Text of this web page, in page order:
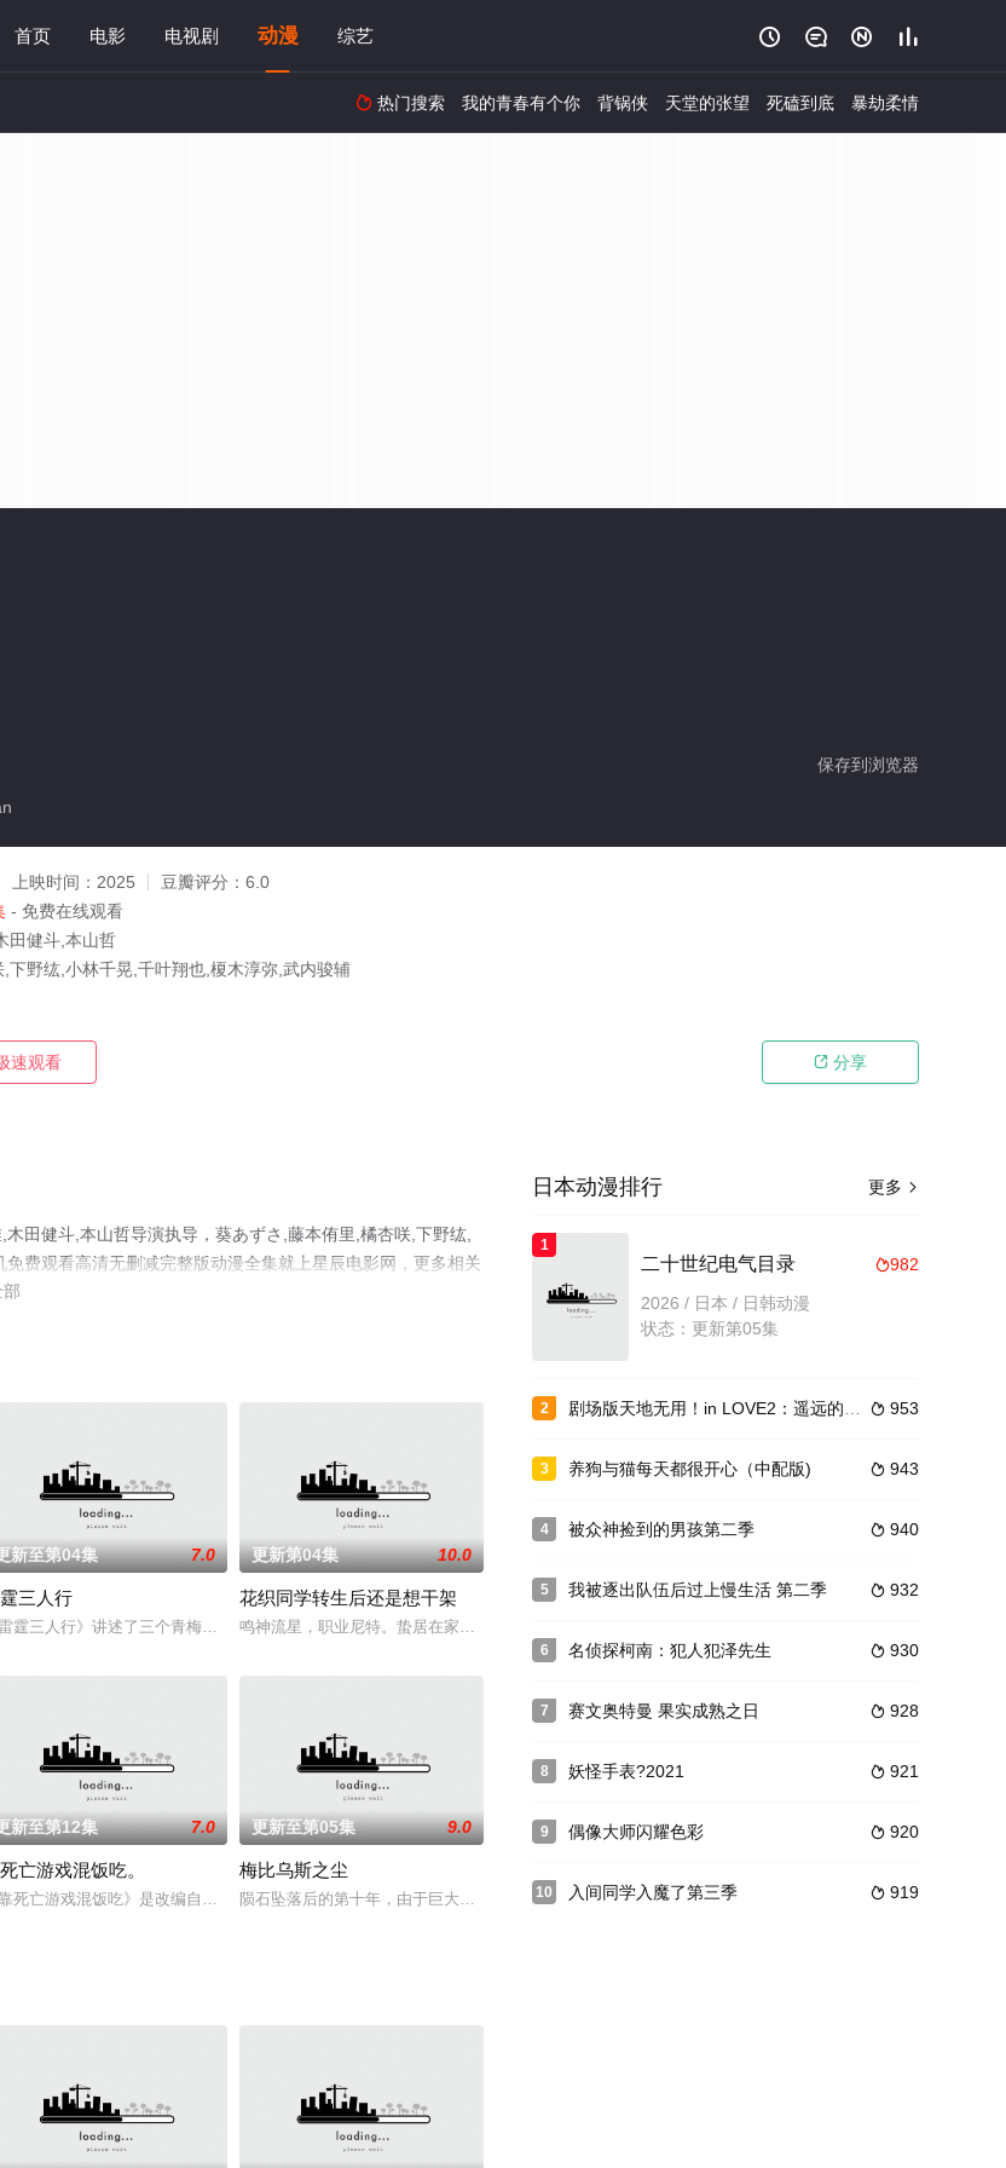
首页 电影 电视剧 动漫 综艺    
 热门搜索 我的青春有个你 背锅侠 天堂的张望 死磕到底 暴劫柔情
保存到浏览器
上映时间： 2025 豆瓣评分： 6.0
- 免费在线观看
田健斗,本山哲
下野纮,小林千晃,千叶翔也,榎木淳弥,武内骏辅
速观看  分享
田健斗,本山哲导演执导，葵あずさ,藤本侑里,橘杏咲,下野纮,
费观看高清无删减完整版动漫全集就上星辰电影网，更多相关
部
子,菊池志穗,梅津秀行,宇垣秀成,永野广一,中村大树,三宅健太,
贺光希,立木文彦,相田早矢香,八奈见乘儿,平松晶子,菊池志穗,富田耕生,柴田秀胜,柚木凉香,饭塚昭三
新至第04集 7.0
三人行
雷霆三人行》讲述了三个青梅竹马的挚友拼命寻找失踪少女的故事。本剧集围绕着平凡的中学生平太郎和两个好友燕和广志展开，三人被称为“小
更新第04集 10.0
花织同学转生后还是想干架
鸣神流星，职业尼特。蛰居在家沉迷游戏度日，实际上却在某个不为人知的世界曾担任魔王！而此刻找上门来
全新动画新作将继承经典、结合潮流、呈现崭新的花仙子世界
新至第12集 7.0
亡游戏混饭吃。
靠死亡游戏混饭吃》是改编自鹈饲有志创作的同名轻小说的电视动画，由Studio DEEN负责制作。动画于2024年9月1日宣布制作
更新至第05集 9.0
梅比乌斯之尘
陨石坠落后的第十年，由于巨大结晶释放出的神秘粒子“梅比乌斯之尘”的影响，一部分孩子获得了名为“拉姆斯
更多 
日本动漫排行
1
982
二十世纪电气目录
2026 / 日本 / 日韩动漫
状态：更新第05集
2  953
剧场版天地无用！in LOVE2：遥远的思念
3  943
养狗与猫每天都很开心（中配版)
4  940
被众神捡到的男孩第二季
5  932
我被逐出队伍后过上慢生活 第二季
6  930
名侦探柯南：犯人犯泽先生
7  928
赛文奥特曼 果实成熟之日
8  921
妖怪手表?2021
9  920
偶像大师闪耀色彩
10  919
入间同学入魔了第三季